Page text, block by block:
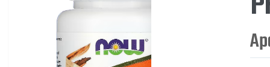
Mi